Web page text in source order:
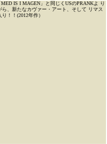
IS I MAGEN」と同じくUSのPRANKよ り
、新たなカヴァー・アート、そして リマス
！！(2012年作）